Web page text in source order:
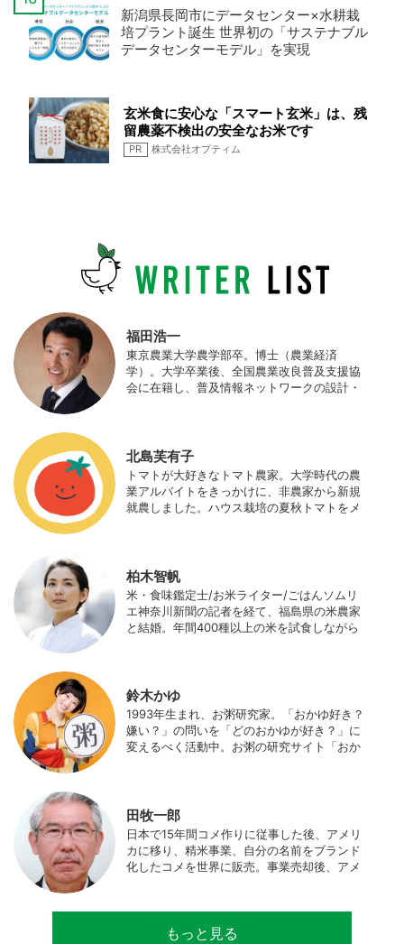
新潟県長岡市にデータセンター×水耕栽
培プラント誕生 世界初の「サステナブル
データセンターモデル」を実現
玄米食に安心な「スマート玄米」は、残
留農薬不検出の安全なお米です
PR 株式会社オプティム
福田浩一
東京農業大学農学部卒。博士（農業経済
学）。大学卒業後、全国農業改良普及支援協
会に在籍し、普及情報ネットワークの設計・
の実証試験や農産物輸出などに関わった。主
にスマート農業の実証試験やコンサルなどに
携わっている。 HP：http://www.ijas.co.jp/
北島芙有子
トマトが大好きなトマト農家。大学時代の農
業アルバイトをきっかけに、非農家から新規
就農しました。ハウス栽培の夏秋トマトをメ
柏木智帆
米・食味鑑定士/お米ライター/ごはんソムリ
エ神奈川新聞の記者を経て、福島県の米農家
と結婚。年間400種以上の米を試食しながら
食事やお弁当づくりを通して、食育にも目を
向けている。プロフィール写真 ©杉山晃造
鈴木かゆ
1993年生まれ、お粥研究家。「おかゆ好き？
嫌い？」の問いを「どのおかゆが好き？」に
変えるべく活動中。お粥の研究サイト「おか
田牧一郎
日本で15年間コメ作りに従事した後、アメリ
カに移り、精米事業、自分の名前をブランド
化したコメを世界に販売。事業売却後、アメ
サルティングとして関わり、企業などの依頼
で世界12カ国の良質米生産可能産地を訪問調
もっと見る